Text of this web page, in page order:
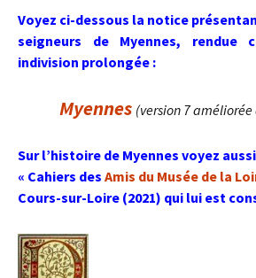
Voyez ci-dessous la notice
seigneurs de Myennes, rendue
indivision prolongée :
Myennes (version 7
Sur l’histoire de Myennes voyez
« Cahiers des Amis du Musée de la
Cours-sur-Loire (2021) qui lui est